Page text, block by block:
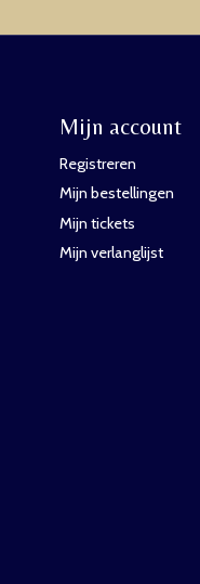
Mijn account
Registreren
Mijn bestellingen
Mijn tickets
Mijn verlanglijst